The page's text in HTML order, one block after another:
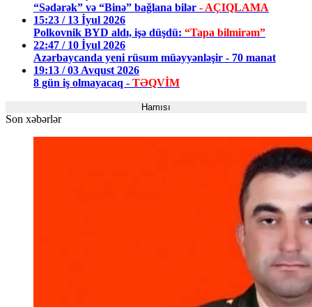
“Sədərək” və “Binə” bağlana bilər - AÇIQLAMA
15:23 / 13 İyul 2026
Polkovnik BYD aldı, işə düşdü: “Tapa bilmirəm”
22:47 / 10 İyul 2026
Azərbaycanda yeni rüsum müəyyənləşir - 70 manat
19:13 / 03 Avqust 2026
8 gün iş olmayacaq - TƏQVİM
Hamısı
Son xəbərlər